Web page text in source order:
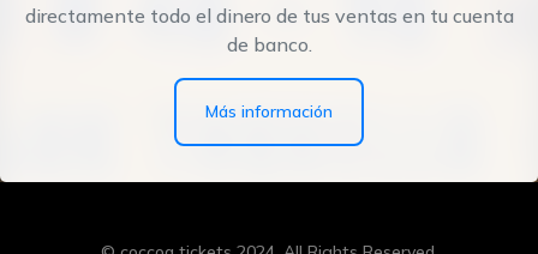
directamente todo el dinero de tus ventas en tu cuenta
de banco.
Más información